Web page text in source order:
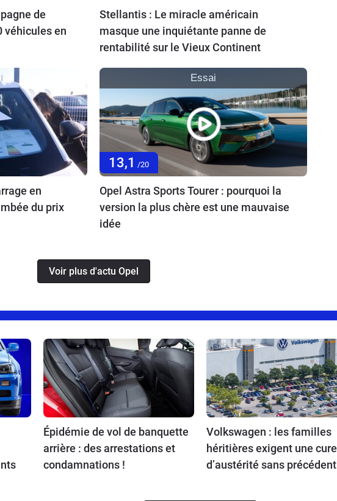
de
véhicules en
Stellantis : Le miracle américain
masque une inquiétante panne de
rentabilité sur le Vieux Continent
en
du prix
Essai
13,1 /20
Opel Astra Sports Tourer : pourquoi la
version la plus chère est une mauvaise
idée
Voir plus d'actu Opel
Épidémie de vol de banquette
arrière : des arrestations et
condamnations !
Volkswagen : les familles
héritières exigent une cure
d’austérité sans précédent